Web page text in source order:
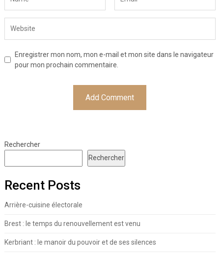
Enregistrer mon nom, mon e-mail et mon site dans le navigateur
pour mon prochain commentaire.
Rechercher
Rechercher
Recent Posts
Arrière-cuisine électorale
Brest : le temps du renouvellement est venu
Kerbriant : le manoir du pouvoir et de ses silences